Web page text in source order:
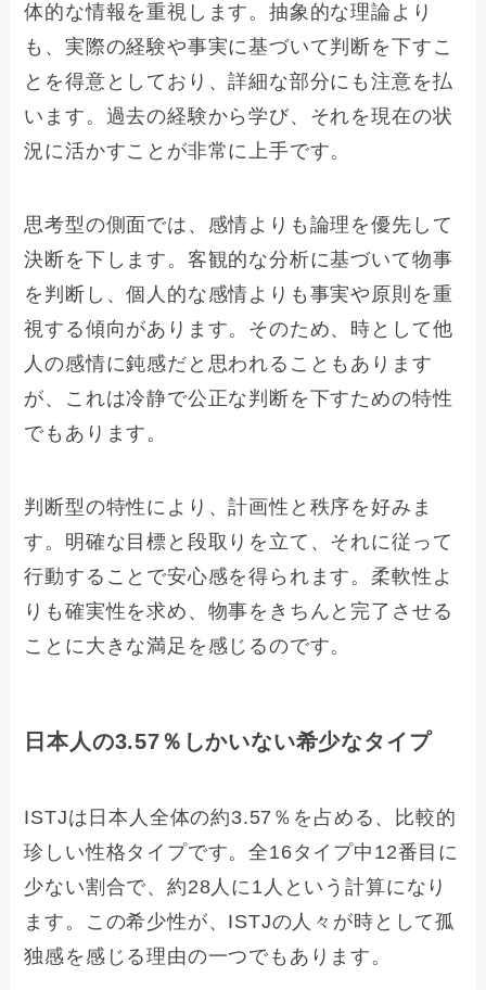
体的な情報を重視します。抽象的な理論より
も、実際の経験や事実に基づいて判断を下すこ
とを得意としており、詳細な部分にも注意を払
います。過去の経験から学び、それを現在の状
況に活かすことが非常に上手です。
思考型の側面では、感情よりも論理を優先して
決断を下します。客観的な分析に基づいて物事
を判断し、個人的な感情よりも事実や原則を重
視する傾向があります。そのため、時として他
人の感情に鈍感だと思われることもあります
が、これは冷静で公正な判断を下すための特性
でもあります。
判断型の特性により、計画性と秩序を好みま
す。明確な目標と段取りを立て、それに従って
行動することで安心感を得られます。柔軟性よ
りも確実性を求め、物事をきちんと完了させる
ことに大きな満足を感じるのです。
日本人の3.57％しかいない希少なタイプ
ISTJは日本人全体の約3.57％を占める、比較的
珍しい性格タイプです。全16タイプ中12番目に
少ない割合で、約28人に1人という計算になり
ます。この希少性が、ISTJの人々が時として孤
独感を感じる理由の一つでもあります。